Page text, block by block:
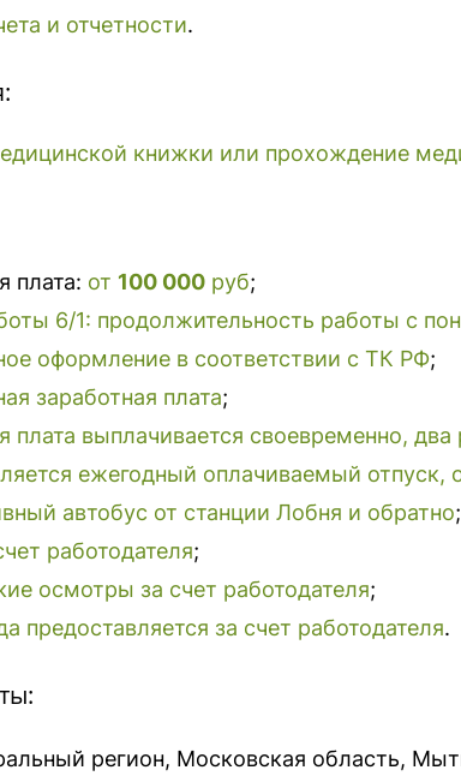
и отчетности.
книжки или прохождение
плата: от 100 000 руб;
6/1: продолжительность работы с
оформление в соответствии с ТК РФ;
заработная плата;
плата выплачивается своевременно, два
ежегодный оплачиваемый отпуск,
автобус от станции Лобня и обратно;
работодателя;
осмотры за счет работодателя;
предоставляется за счет работодателя.
регион, Московская область,